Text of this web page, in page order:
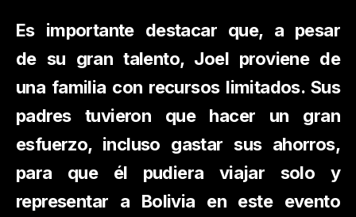
Es importante destacar que, a pesar
de su gran talento, Joel proviene de
una familia con recursos limitados. Sus
padres tuvieron que hacer un gran
esfuerzo, incluso gastar sus ahorros,
para que él pudiera viajar solo y
representar a Bolivia en este evento